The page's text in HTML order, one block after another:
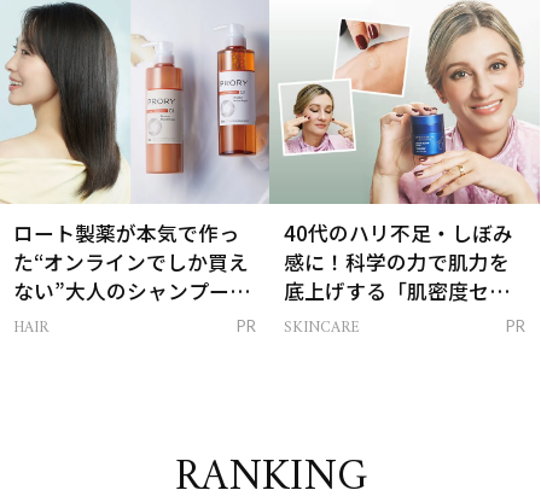
ロート製薬が本気で作っ
た“オンラインでしか買え
ない”大人のシャンプー＆
トリートメントって？
HAIR PR
40代のハリ不足・しぼみ
感に！科学の力で肌力を
底上げする「肌密度セラ
ム」
SKINCARE PR
RANKING